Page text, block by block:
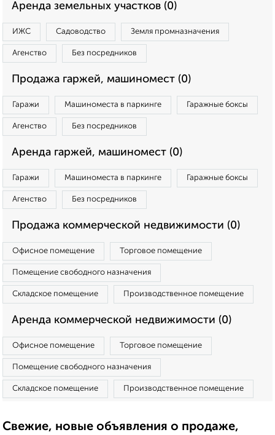
Аренда земельных участков (0)
ИЖС Садоводство Земля промназначения
Агенство Без посредников
Продажа гаржей, машиномест (0)
Гаражи Машиноместа в паркинге Гаражные боксы
Агенство Без посредников
Аренда гаржей, машиномест (0)
Гаражи Машиноместа в паркинге Гаражные боксы
Агенство Без посредников
Продажа коммерческой недвижимости (0)
Офисное помещение Торговое помещение
Помещение свободного назначения
Складское помещение Производственное помещение
Аренда коммерческой недвижимости (0)
Офисное помещение Торговое помещение
Помещение свободного назначения
Складское помещение Производственное помещение
Свежие, новые объявления о продаже,